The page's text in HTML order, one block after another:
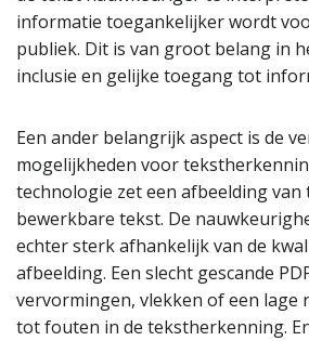
informatie toegankelijker wordt
publiek. Dit is van groot belang in
inclusie en gelijke toegang tot
Een ander belangrijk aspect is de
mogelijkheden voor
technologie zet een afbeelding van
bewerkbare tekst. De
echter sterk afhankelijk van de
afbeelding. Een slecht gescande
vervormingen, vlekken of een lage
tot fouten in de tekstherkenning.